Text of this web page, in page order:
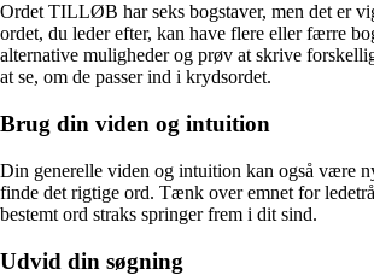
Ordet TILLØB har seks bogstaver, men det er
ordet, du leder efter, kan have flere eller færre
alternative muligheder og prøv at skrive
at se, om de passer ind i krydsordet.
Brug din viden og intuition
Din generelle viden og intuition kan også være
finde det rigtige ord. Tænk over emnet for
bestemt ord straks springer frem i dit sind.
Udvid din søgning